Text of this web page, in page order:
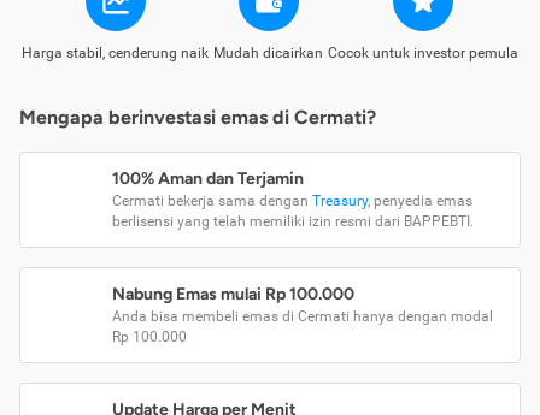
Harga stabil, cenderung naik Mudah dicairkan Cocok untuk investor pemula
Mengapa berinvestasi emas di Cermati?
100% Aman dan Terjamin
Cermati bekerja sama dengan Treasury, penyedia emas
berlisensi yang telah memiliki izin resmi dari BAPPEBTI.
Nabung Emas mulai Rp 100.000
Anda bisa membeli emas di Cermati hanya dengan modal
Rp 100.000
Update Harga per Menit